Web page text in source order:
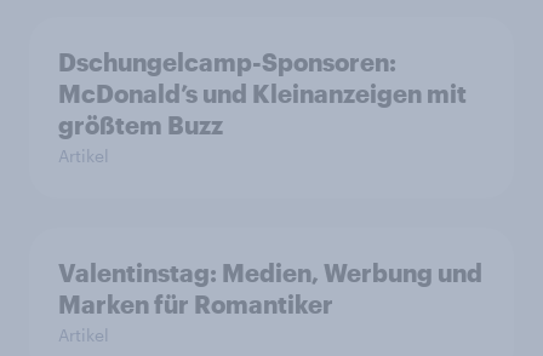
Dschungelcamp-Sponsoren:
McDonald’s und Kleinanzeigen mit
größtem Buzz
Artikel
Valentinstag: Medien, Werbung und
Marken für Romantiker
Artikel